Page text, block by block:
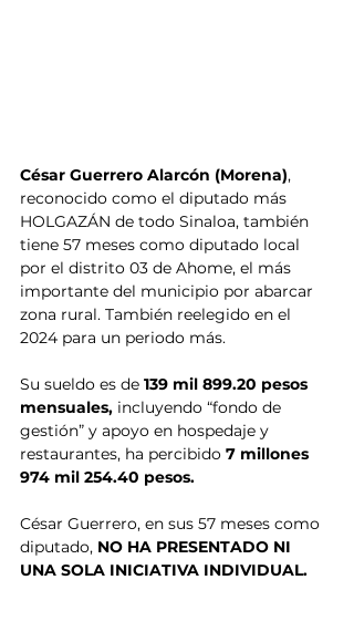
César Guerrero Alarcón (Morena),
reconocido como el diputado más
HOLGAZÁN de todo Sinaloa, también
tiene 57 meses como diputado local
por el distrito 03 de Ahome, el más
importante del municipio por abarcar
zona rural. También reelegido en el
2024 para un periodo más.
Su sueldo es de 139 mil 899.20 pesos
mensuales, incluyendo “fondo de
gestión” y apoyo en hospedaje y
restaurantes, ha percibido 7 millones
974 mil 254.40 pesos.
César Guerrero, en sus 57 meses como
diputado, NO HA PRESENTADO NI
UNA SOLA INICIATIVA INDIVIDUAL.